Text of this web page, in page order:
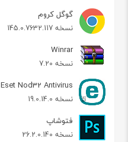
گوگل کروم
نسخه 145.0.7632.117
Winrar
نسخه 7.20
Eset Nod32 Antivirus
نسخه 19.0.14.0
فتوشاپ
نسخه 26.2.0.140